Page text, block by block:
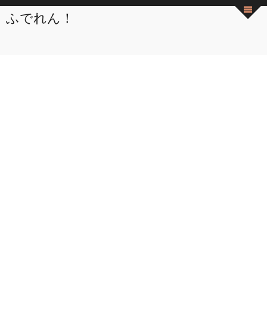
ふでれん！